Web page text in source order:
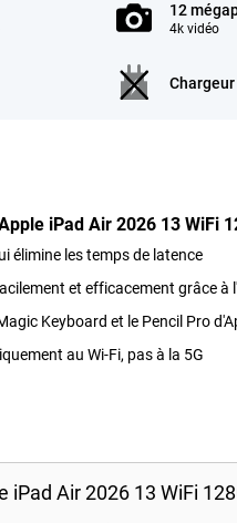
12
4k vidéo
iPad Air 2026 13 WiFi
élimine les temps de latence
et efficacement grâce à
Keyboard et le Pencil Pro
au Wi-Fi, pas à la 5G
iPad Air 2026 13 WiFi